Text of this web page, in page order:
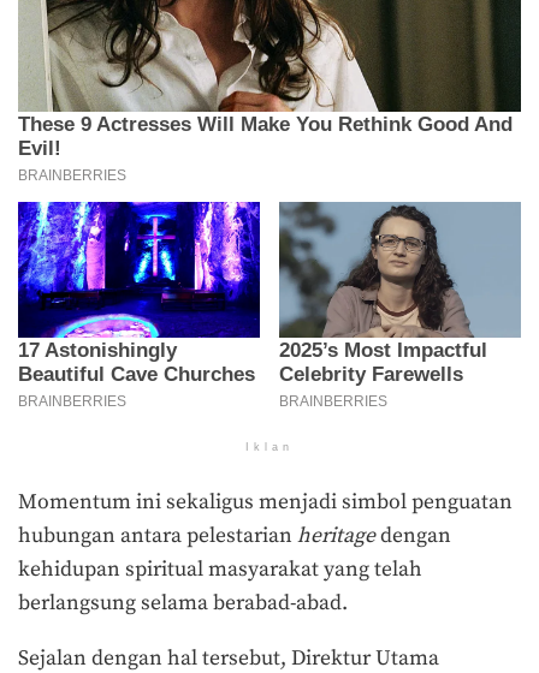
Iklan
Momentum ini sekaligus menjadi simbol penguatan
hubungan antara pelestarian heritagedengan
kehidupan spiritual masyarakat yang telah
berlangsung selama berabad-abad.
Sejalan dengan hal tersebut, Direktur Utama